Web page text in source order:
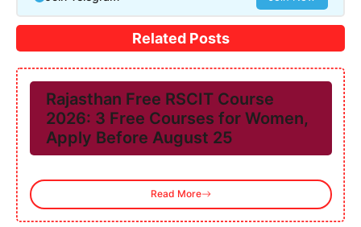
Related Posts
Rajasthan Free RSCIT Course
2026: 3 Free Courses for Women,
Apply Before August 25
Read More